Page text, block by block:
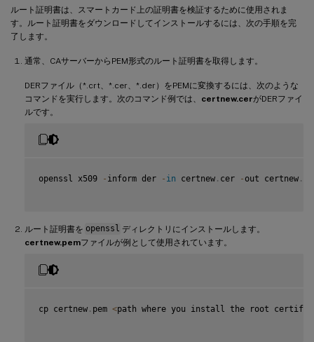
ルート証明書は、スマートカード上の証明書を検証するために使用されま
す。ルート証明書をダウンロードしてインストールするには、次の手順を完
了します。
通常、CAサーバーからPEM形式のルート証明書を取得します。
DERファイル（*.crt、*.cer、*.der）をPEMに変換するには、次のような
コマンドを実行します。次のコマンド例では、 certnew.cerがDERファイ
ルです。
openssl x509 - inform der - in certnew . cer - out certnew .
ルート証明書を openssl ディレクトリにインストールします。
certnew.pemファイルが例として使用されています。
cp certnew . pem <path where you install the root